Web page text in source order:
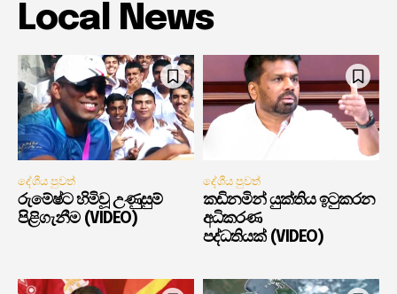
Local News
දේශීය පුවත්
රුමේෂ්ට හිමිවූ උණුසුම්
පිළිගැනීම (VIDEO)
දේශීය පුවත්
කඩිනමින් යුක්තිය ඉටුකරන
අධිකරණ
පද්ධතියක් (VIDEO)